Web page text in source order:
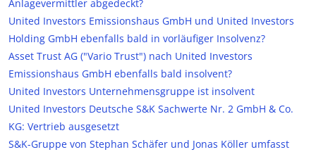
Anlagevermittler abgedeckt?
United Investors Emissionshaus GmbH und United Investors
Holding GmbH ebenfalls bald in vorläufiger Insolvenz?
Asset Trust AG ("Vario Trust") nach United Investors
Emissionshaus GmbH ebenfalls bald insolvent?
United Investors Unternehmensgruppe ist insolvent
United Investors Deutsche S&K Sachwerte Nr. 2 GmbH & Co.
KG: Vertrieb ausgesetzt
S&K-Gruppe von Stephan Schäfer und Jonas Köller umfasst